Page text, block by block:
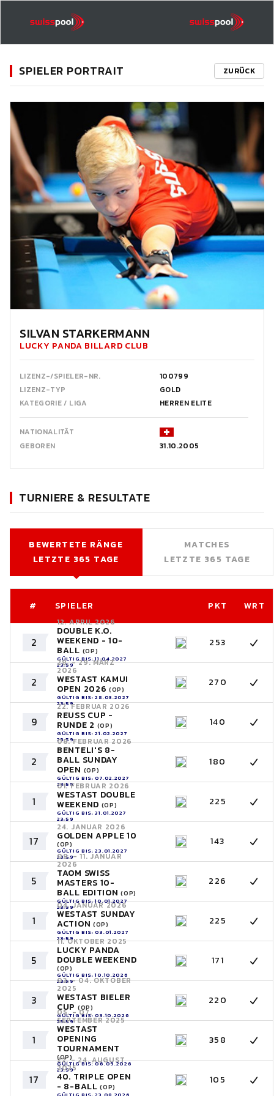
SPIELER PORTRAIT ZURÜCK
SILVAN STARKERMANN
LUCKY PANDA BILLARD CLUB
LIZENZ-/SPIELER-NR.
100799
LIZENZ-TYP
GOLD
KATEGORIE / LIGA
HERREN ELITE
NATIONALITÄT
GEBOREN
31.10.2005
TURNIERE & RESULTATE
BEWERTETE RÄNGE
LETZTE 365 TAGE
MATCHES
LETZTE 365 TAGE
# SPIELER PKT WRT
2
12. APRIL 2026
DOUBLE K.O.
WEEKEND - 10-
BALL (OP)
GÜLTIG BIS: 11.04.2027
23:59
253
2
28. - 29. MÄRZ
2026
WESTAST KAMUI
OPEN 2026 (OP)
GÜLTIG BIS: 28.03.2027
23:59
270
9
22. FEBRUAR 2026
REUSS CUP -
RUNDE 2 (OP)
GÜLTIG BIS: 21.02.2027
23:59
140
2
08. FEBRUAR 2026
BENTELI'S 8-
BALL SUNDAY
OPEN (OP)
GÜLTIG BIS: 07.02.2027
23:59
180
1
01. FEBRUAR 2026
WESTAST DOUBLE
WEEKEND (OP)
GÜLTIG BIS: 31.01.2027
23:59
225
17
24. JANUAR 2026
GOLDEN APPLE 10
(OP)
GÜLTIG BIS: 23.01.2027
23:59
143
5
09. - 11. JANUAR
2026
TAOM SWISS
MASTERS 10-
BALL EDITION(OP)
GÜLTIG BIS: 10.01.2027
23:59
226
1
04. JANUAR 2026
WESTAST SUNDAY
ACTION (OP)
GÜLTIG BIS: 03.01.2027
23:59
225
5
11. OKTOBER 2025
LUCKY PANDA
DOUBLE WEEKEND
(OP)
GÜLTIG BIS: 10.10.2026
23:59
171
3
03. - 04. OKTOBER
2025
WESTAST BIELER
CUP (OP)
GÜLTIG BIS: 03.10.2026
23:59
220
1
05. - 07.
SEPTEMBER 2025
WESTAST
OPENING
TOURNAMENT
(OP)
GÜLTIG BIS: 06.09.2026
23:59
358
17
22. - 24. AUGUST
2025
40. TRIPLE OPEN
- 8-BALL(OP)
105